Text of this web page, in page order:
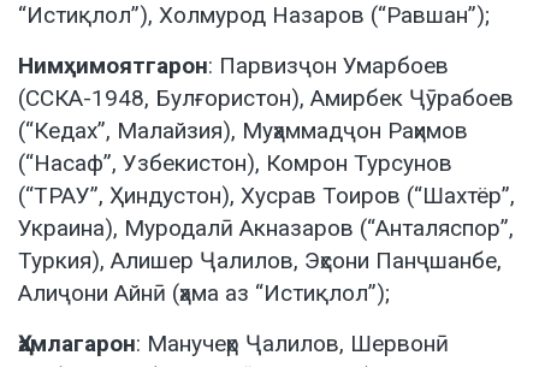
“Истиқлол”), Холмурод Назаров (“Равшан”);
Нимҳимоятгарон: Парвизҷон Умарбоев
(ССКА-1948, Булғористон), Амирбек Ҷӯрабоев
(“Кедах”, Малайзия), Муҳаммадҷон Раҳимов
(“Насаф”, Узбекистон), Комрон Турсунов
(“ТРАУ”, Ҳиндустон), Хусрав Тоиров (“Шахтёр”,
Украина), Муродалӣ Акназаров (“Анталяспор”,
Туркия), Алишер Ҷалилов, Эҳсони Панҷшанбе,
Алиҷони Айнӣ (ҳама аз “Истиқлол”);
Ҳамлагарон: Манучеҳр Ҷалилов, Шервонӣ